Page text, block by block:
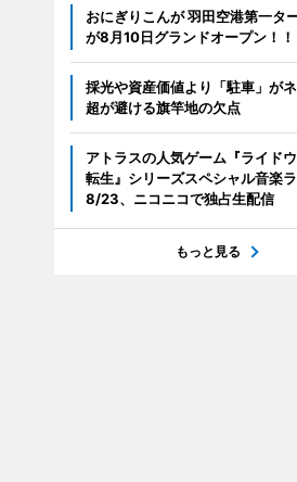
おにぎりこんが 羽田空港第一タ
が8月10日グランドオープン！！
採光や資産価値より「駐車」が
超が避ける旗竿地の欠点
アトラスの人気ゲーム『ライド
転生』シリーズスペシャル音楽
8/23、ニコニコで独占生配信
もっと見る